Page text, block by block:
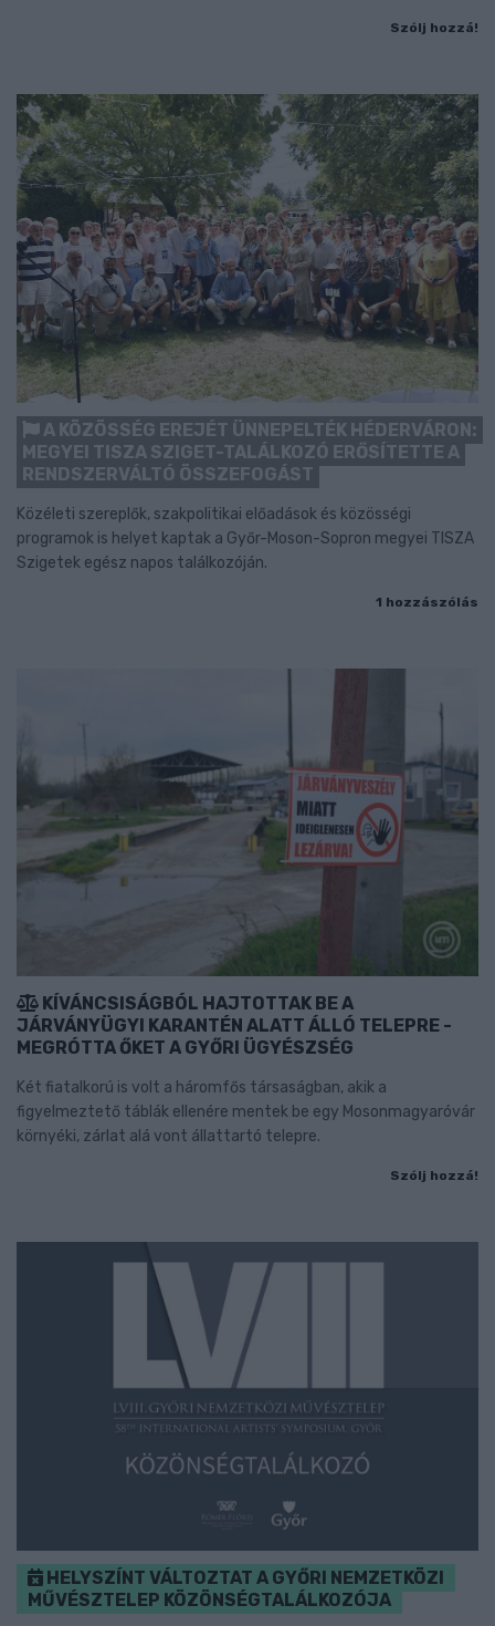
Szólj hozzá!
A KÖZÖSSÉG EREJÉT ÜNNEPELTÉK HÉDERVÁRON:
MEGYEI TISZA SZIGET-TALÁLKOZÓ ERŐSÍTETTE A
RENDSZERVÁLTÓ ÖSSZEFOGÁST
Közéleti szereplők, szakpolitikai előadások és közösségi
programok is helyet kaptak a Győr-Moson-Sopron megyei TISZA
Szigetek egész napos találkozóján.
1 hozzászólás
KÍVÁNCSISÁGBÓL HAJTOTTAK BE A
JÁRVÁNYÜGYI KARANTÉN ALATT ÁLLÓ TELEPRE -
MEGRÓTTA ŐKET A GYŐRI ÜGYÉSZSÉG
Két fiatalkorú is volt a háromfős társaságban, akik a
figyelmeztető táblák ellenére mentek be egy Mosonmagyaróvár
környéki, zárlat alá vont állattartó telepre.
Szólj hozzá!
HELYSZÍNT VÁLTOZTAT A GYŐRI NEMZETKÖZI
MŰVÉSZTELEP KÖZÖNSÉGTALÁLKOZÓJA